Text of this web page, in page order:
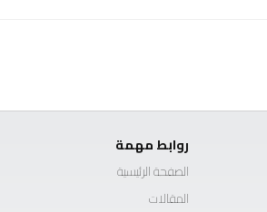
روابط مهمة
الصفحة الرئيسية
المقالات